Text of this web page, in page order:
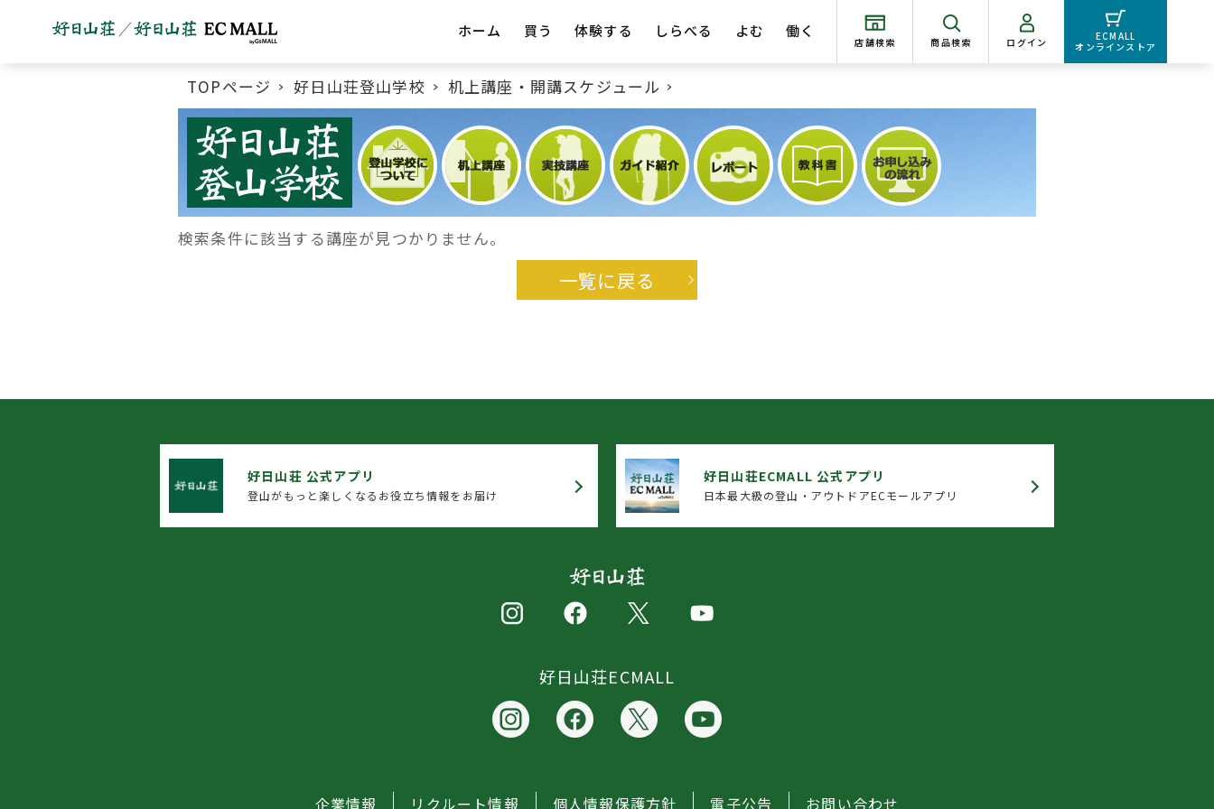
ホーム 買う 体験する しらべる よむ 働く
店舗検索 商品検索 ログイン
ECMALL
オンラインストア
TOPページ 好日山荘登山学校
机上講座・開講スケジュール
好日山荘登山学校メニュー
検索条件に該当する講座が見つかりません。
一覧に戻る
好日山荘 公式アプリ
登山がもっと楽しくなるお役立ち情報をお届け
好日山荘ECMALL 公式アプリ
日本最大級の登山・アウトドアECモールアプリ
好日山荘ECMALL
企業情報 リクルート情報 個人情報保護方針 電子公告 お問い合わせ